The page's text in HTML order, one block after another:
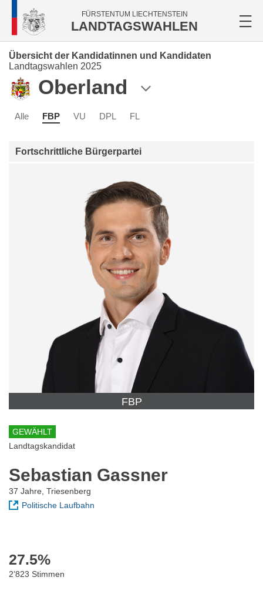
FÜRSTENTUM LIECHTENSTEIN
LANDTAGSWAHLEN
Übersicht der Kandidatinnen und Kandidaten
Landtagswahlen 2025
Oberland
Alle FBP VU DPL FL
Fortschrittliche Bürgerpartei
FBP
GEWÄHLT
Landtagskandidat
Sebastian Gassner
37 Jahre, Triesenberg
Politische Laufbahn
27.5%
2’823 Stimmen